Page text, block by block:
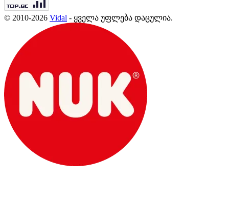
© 2010-2026 Vidal - ყველა უფლება დაცულია.